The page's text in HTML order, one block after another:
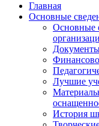
Главная
Основные
Основные
Лучшие
История